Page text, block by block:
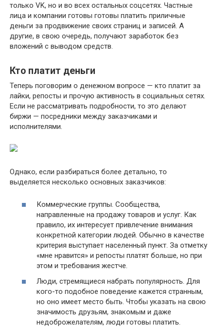
только VK, но и во всех остальных соцсетях. Частные
лица и компании готовы готовы платить приличные
деньги за продвижение своих страниц и записей. А
другие, в свою очередь, получают заработок без
вложений с выводом средств.
Кто платит деньги
Теперь поговорим о денежном вопросе — кто платит за
лайки, репосты и прочую активность в социальных сетях.
Если не рассматривать подробности, то это делают
биржи — посредники между заказчиками и
исполнителями.
Однако, если разбираться более детально, то
выделяется несколько основных заказчиков:
Коммерческие группы. Сообщества,
направленные на продажу товаров и услуг. Как
правило, их интересует привлечение внимания
конкретной категории людей. Обычно в качестве
критерия выступает населенный пункт. За отметку
«мне нравится» и репосты платят больше, но при
этом и требования жестче.
Люди, стремящиеся набрать популярность. Для
кого-то подобное поведение кажется странным,
но оно имеет место быть. Чтобы указать на свою
значимость друзьям, знакомым и даже
недоброжелателям, люди готовы платить.